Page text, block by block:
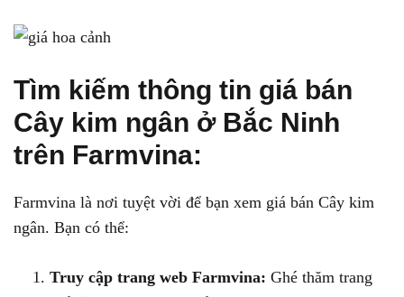
Tìm kiếm thông tin giá bán
Cây kim ngân ở Bắc Ninh
trên Farmvina:
Farmvina là nơi tuyệt vời để bạn xem giá bán Cây kim
ngân. Bạn có thể:
Truy cập trang web Farmvina: Ghé thăm trang